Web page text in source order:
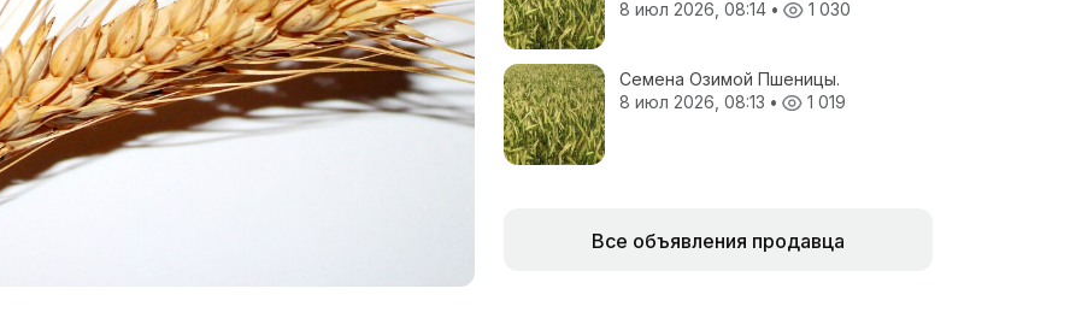
8 июл 2026, 08:14 • 1 030
Семена Озимой Пшеницы.
8 июл 2026, 08:13 • 1 019
Все объявления продавца